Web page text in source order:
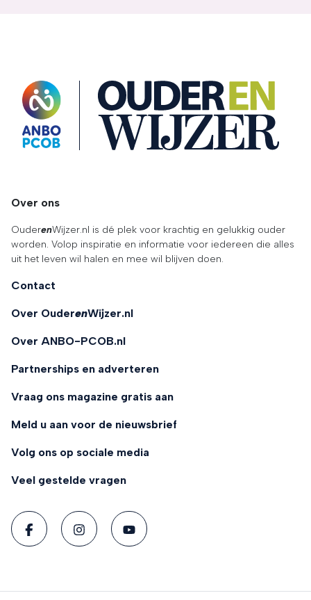
OuderENwijzer
Over ons
OuderenWijzer.nl is dé plek voor krachtig en gelukkig ouder
worden. Volop inspiratie en informatie voor iedereen die alles
uit het leven wil halen en mee wil blijven doen.
Contact
Over OuderenWijzer.nl
Over ANBO-PCOB.nl
Partnerships en adverteren
Vraag ons magazine gratis aan
Meld u aan voor de nieuwsbrief
Volg ons op sociale media
Veel gestelde vragen